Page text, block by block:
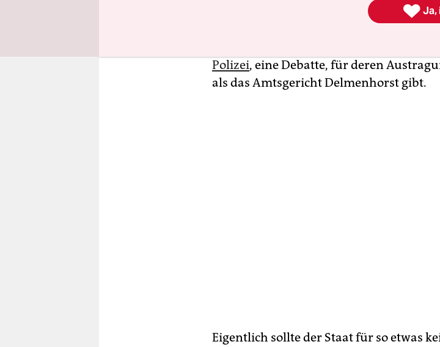
das Gericht am Mittwoch in
Polizei, eine Debatte, für deren
als das Amtsgericht Delmenhorst gibt.
Eigentlich sollte der Staat für so etwas
 Ja,